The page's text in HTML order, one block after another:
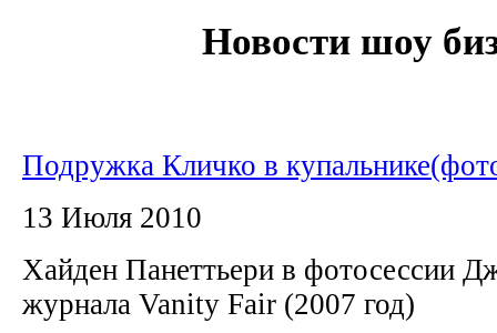
Новости шоу
Подружка Кличко в
13 Июля 2010
Хайден Панеттьери в фотосессии
журнала Vanity Fair (2007 год)